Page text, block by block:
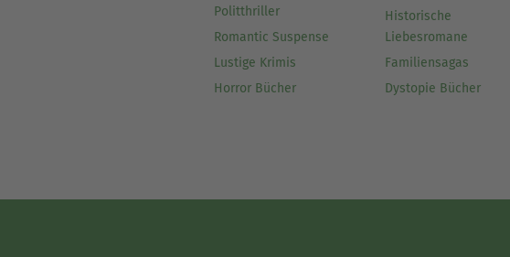
Politthriller
Romantic Suspense
Lustige Krimis
Horror Bücher
Historische
Liebesromane
Familiensagas
Dystopie Bücher